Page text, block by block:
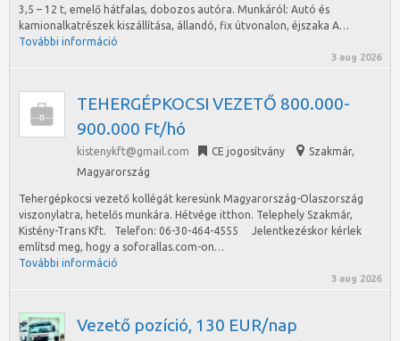
3,5 – 12 t, emelő hátfalas, dobozos autóra. Munkáról: Autó és
kamionalkatrészek kiszállítása, állandó, fix útvonalon, éjszaka A…
További információ
3 aug 2026
TEHERGÉPKOCSI VEZETŐ 800.000-
900.000 Ft/hó
kistenykft@gmail.com CE jogosítvány Szakmár,
Magyarország
Tehergépkocsi vezető kollégát keresünk Magyarország-Olaszország
viszonylatra, hetelős munkára. Hétvége itthon. Telephely Szakmár,
Kistény-Trans Kft. Telefon: 06-30-464-4555 Jelentkezéskor kérlek
említsd meg, hogy a soforallas.com-on…
További információ
3 aug 2026
Vezető pozíció, 130 EUR/nap